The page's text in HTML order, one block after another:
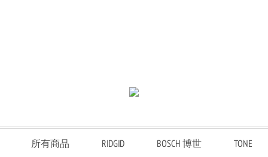
所有商品 RIDGID BOSCH 博世 TONE